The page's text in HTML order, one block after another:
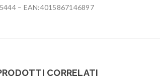
– EAN:4015867146897
CORRELATI